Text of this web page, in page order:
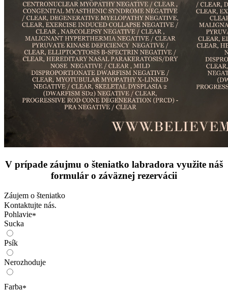
V prípade záujmu o šteniatko labradora využite náš
formulár o záväznej rezervácii
Záujem o šteniatko
Kontaktujte nás.
Pohlavie*
Sucka
Psík
Nerozhoduje
Farba*